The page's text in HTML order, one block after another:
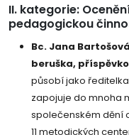
II. kategorie:
pedagogickou
Bc. Jana
beruška,
působí jako
zapojuje do mnoha
společenském dění
11 metodických